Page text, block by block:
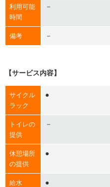
利用可能
時間
－
備考 －
【サービス内容】
サイクル
ラック
●
トイレの
提供
－
休憩場所
の提供
●
給水 ●